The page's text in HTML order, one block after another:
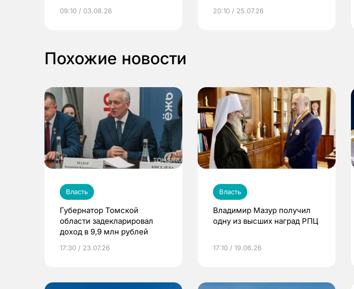
выиграть призы
09:10 / 03.08.26 20:10 / 25.07.26
Похожие новости
Власть
Губернатор Томской
области задекларировал
доход в 9,9 млн рублей
17:30 / 23.07.26
Власть
Владимир Мазур получил
одну из высших наград РПЦ
17:10 / 19.06.26